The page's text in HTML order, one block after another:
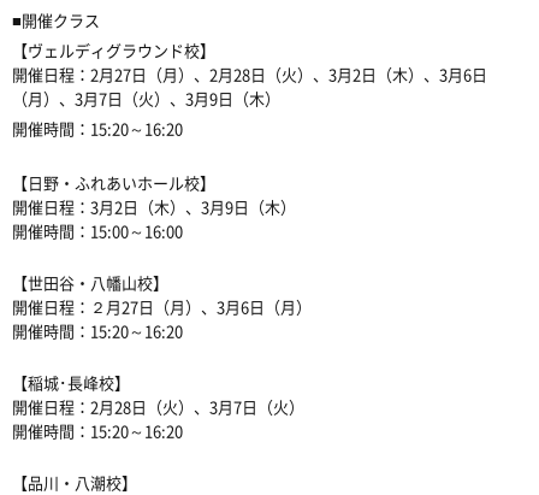
■開催クラス
【ヴェルディグラウンド校】
開催日程： 2月27日（月）、 2月28日（火）、 3月2日（木）、 3月6日
（月）、 3月7日（火）、 3月9日（木）
開催時間： 15:20～ 16:20
【日野・ふれあいホール校】
開催日程： 3月2日（木）、 3月9日（木）
開催時間： 15:00～ 16:00
【世田谷・八幡山校】
開催日程：２月27日（月）、 3月6日（月）
開催時間： 15:20～ 16:20
【稲城･長峰校】
開催日程： 2月28日（火）、 3月7日（火）
開催時間： 15:20～ 16:20
【品川・八潮校】